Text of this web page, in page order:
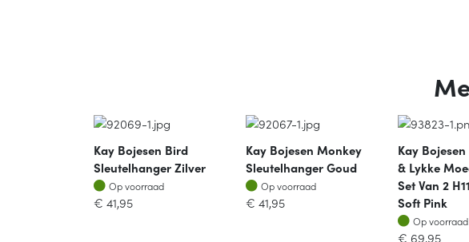
Kay Bojesen Bird
Sleutelhanger Zilver
Op voorraad
Op voorraad
€ 41,95
Kay Bojesen Monkey
Sleutelhanger Goud
Op voorraad
Op voorraad
€ 41,95
Kay
& Lykke
Set Van 2
Soft Pink
Op voorraad
Op voorraad
€ 69,95